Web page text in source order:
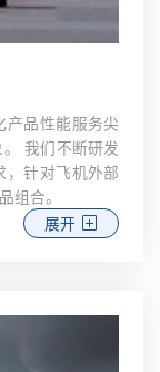
产品性能服务尖
我们不断研发
，针对飞机外部
组合。
展开